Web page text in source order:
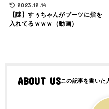
2023.12.14
【謎】すぅちゃんがブーツに指を
入れてるｗｗｗ（動画）
ABOUT US